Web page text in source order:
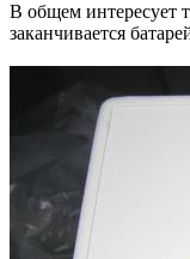
В общем интересует
заканчивается